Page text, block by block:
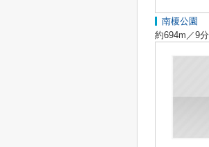
南榎公園
約694m／9分